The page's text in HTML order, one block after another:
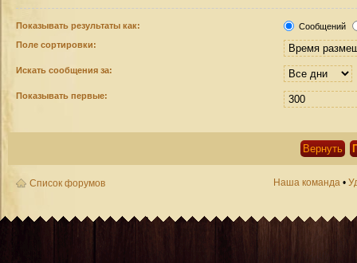
Показывать результаты как:
Сообщений
Поле сортировки:
Искать сообщения за:
Показывать первые:
Список форумов Наша команда •